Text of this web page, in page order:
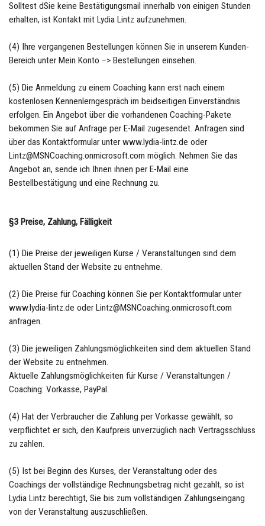
Solltest dSie keine Bestätigungsmail innerhalb von einigen Stunden
erhalten, ist Kontakt mit Lydia Lintz aufzunehmen.
(4) Ihre vergangenen Bestellungen können Sie in unserem Kunden-
Bereich unter Mein Konto –> Bestellungen einsehen.
(5) Die Anmeldung zu einem Coaching kann erst nach einem
kostenlosen Kennenlerngespräch im beidseitigen Einverständnis
erfolgen. Ein Angebot über die vorhandenen Coaching-Pakete
bekommen Sie auf Anfrage per E-Mail zugesendet. Anfragen sind
über das Kontaktformular unter www.lydia-lintz.de oder
Lintz@MSNCoaching.onmicrosoft.com möglich. Nehmen Sie das
Angebot an, sende ich Ihnen ihnen per E-Mail eine
Bestellbestätigung und eine Rechnung zu.
§3 Preise, Zahlung, Fälligkeit
(1) Die Preise der jeweiligen Kurse / Veranstaltungen sind dem
aktuellen Stand der Website zu entnehme.
(2) Die Preise für Coaching können Sie per Kontaktformular unter
www.lydia-lintz.de oder Lintz@MSNCoaching.onmicrosoft.com
anfragen.
(3) Die jeweiligen Zahlungsmöglichkeiten sind dem aktuellen Stand
der Website zu entnehmen.
Aktuelle Zahlungsmöglichkeiten für Kurse / Veranstaltungen /
Coaching: Vorkasse, PayPal.
(4) Hat der Verbraucher die Zahlung per Vorkasse gewählt, so
verpflichtet er sich, den Kaufpreis unverzüglich nach Vertragsschluss
zu zahlen.
(5) Ist bei Beginn des Kurses, der Veranstaltung oder des
Coachings der vollständige Rechnungsbetrag nicht gezahlt, so ist
Lydia Lintz berechtigt, Sie bis zum vollständigen Zahlungseingang
von der Veranstaltung auszuschließen.